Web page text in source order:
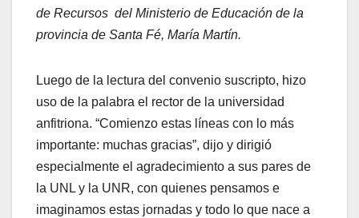
de Recursos del Ministerio de Educación de la
provincia de Santa Fé, María Martín.
Luego de la lectura del convenio suscripto, hizo
uso de la palabra el rector de la universidad
anfitriona. “Comienzo estas líneas con lo más
importante: muchas gracias”, dijo y dirigió
especialmente el agradecimiento a sus pares de
la UNL y la UNR, con quienes pensamos e
imaginamos estas jornadas y todo lo que nace a